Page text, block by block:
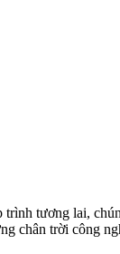
trình tương lai,
chân trời công